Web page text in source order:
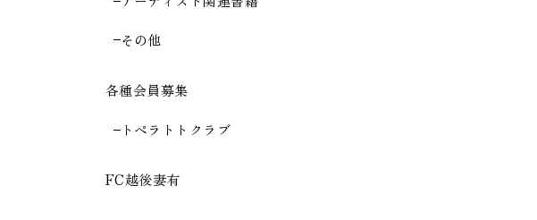
その他
各種会員募集
トペラトトクラブ
FC越後妻有